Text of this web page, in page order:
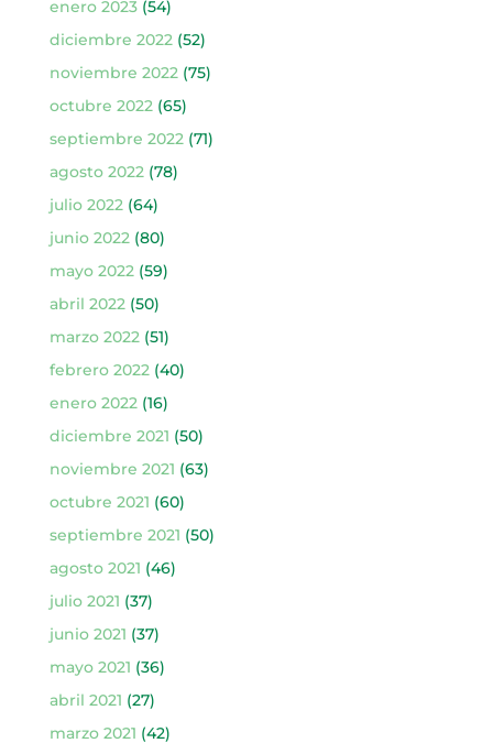
enero 2023(54)
diciembre 2022 (52)
noviembre 2022 (75)
octubre 2022 (65)
septiembre 2022 (71)
agosto 2022 (78)
julio 2022 (64)
junio 2022 (80)
mayo 2022 (59)
abril 2022 (50)
marzo 2022 (51)
febrero 2022 (40)
enero 2022 (16)
diciembre 2021 (50)
noviembre 2021 (63)
octubre 2021 (60)
septiembre 2021 (50)
agosto 2021 (46)
julio 2021 (37)
junio 2021 (37)
mayo 2021 (36)
abril 2021 (27)
marzo 2021 (42)